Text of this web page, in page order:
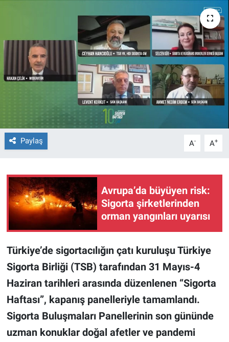
Paylaş A- A+
Avrupa’da büyüyen risk:
Sigorta şirketlerinden
orman yangınları uyarısı
Türkiye’de sigortacılığın çatı kuruluşu Türkiye
Sigorta Birliği (TSB) tarafından 31 Mayıs-4
Haziran tarihleri arasında düzenlenen “Sigorta
Haftası”, kapanış panelleriyle tamamlandı.
Sigorta Buluşmaları Panellerinin son gününde
uzman konuklar doğal afetler ve pandemi